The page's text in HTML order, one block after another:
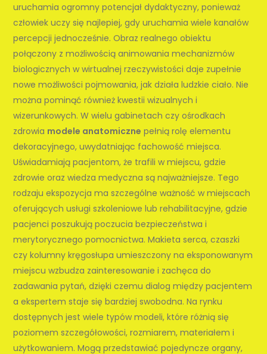
uruchamia ogromny potencjał dydaktyczny, ponieważ
człowiek uczy się najlepiej, gdy uruchamia wiele kanałów
percepcji jednocześnie. Obraz realnego obiektu
połączony z możliwością animowania mechanizmów
biologicznych w wirtualnej rzeczywistości daje zupełnie
nowe możliwości pojmowania, jak działa ludzkie ciało. Nie
można pominąć również kwestii wizualnych i
wizerunkowych. W wielu gabinetach czy ośrodkach
zdrowia modele anatomiczne pełnią rolę elementu
dekoracyjnego, uwydatniając fachowość miejsca.
Uświadamiają pacjentom, że trafili w miejscu, gdzie
zdrowie oraz wiedza medyczna są najważniejsze. Tego
rodzaju ekspozycja ma szczególne ważność w miejscach
oferujących usługi szkoleniowe lub rehabilitacyjne, gdzie
pacjenci poszukują poczucia bezpieczeństwa i
merytorycznego pomocnictwa. Makieta serca, czaszki
czy kolumny kręgosłupa umieszczony na eksponowanym
miejscu wzbudza zainteresowanie i zachęca do
zadawania pytań, dzięki czemu dialog między pacjentem
a ekspertem staje się bardziej swobodna. Na rynku
dostępnych jest wiele typów modeli, które różnią się
poziomem szczegółowości, rozmiarem, materiałem i
użytkowaniem. Mogą przedstawiać pojedyncze organy,